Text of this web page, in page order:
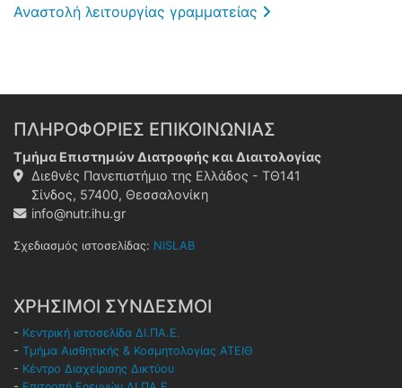
Αναστολή λειτουργίας γραμματείας
ΠΛΗΡΟΦΟΡΙΕΣ ΕΠΙΚΟΙΝΩΝΙΑΣ
Τμήμα Επιστημών Διατροφής και Διαιτολογίας
Διεθνές Πανεπιστήμιο της Ελλάδος - ΤΘ141
Σίνδος, 57400, Θεσσαλονίκη
info@nutr.ihu.gr
Σχεδιασμός ιστοσελίδας: NISLAB
ΧΡΗΣΙΜΟΙ ΣΥΝΔΕΣΜΟΙ
- Κεντρική ιστοσελίδα ΔΙ.ΠΑ.Ε.
- Τμήμα Αισθητικής & Κοσμητολογίας ΑΤΕΙΘ
- Κέντρο Διαχείρισης Δικτύου